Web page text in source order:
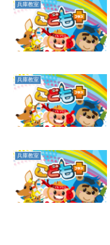
兵庫教室
兵庫教室
兵庫教室